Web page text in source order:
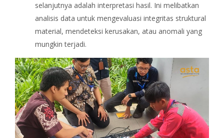
selanjutnya adalah interpretasi hasil. Ini melibatkan
analisis data untuk mengevaluasi integritas struktural
material, mendeteksi kerusakan, atau anomali yang
mungkin terjadi.